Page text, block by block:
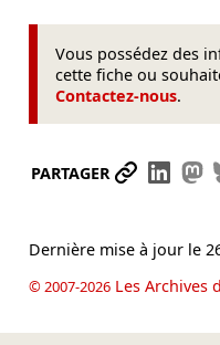
Vous possédez des
cette fiche ou
Contactez-nous.
PARTAGER
Dernière mise à jour le
© 2007-2026Les Archives